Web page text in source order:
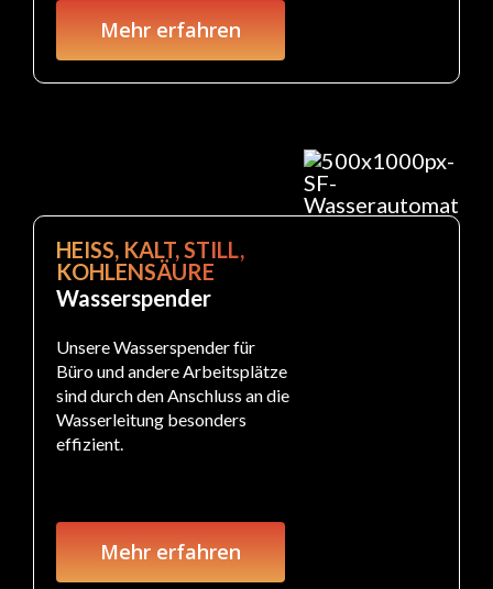
Mehr erfahren
HEISS, KALT, STILL,
KOHLENSÄURE
Wasserspender
Unsere Wasserspender für
Büro und andere Arbeitsplätze
sind durch den Anschluss an die
Wasserleitung besonders
effizient.
Mehr erfahren